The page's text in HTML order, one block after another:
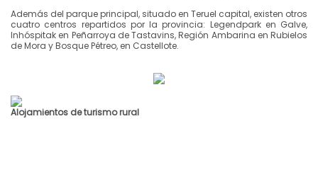
Además del parque principal, situado en Teruel capital, existen otros
cuatro centros repartidos por la provincia: Legendpark en Galve,
Inhóspitak en Peñarroya de Tastavins, Región Ambarina en Rubielos
de Mora y Bosque Pétreo, en Castellote.
Alojamientos de turismo rural